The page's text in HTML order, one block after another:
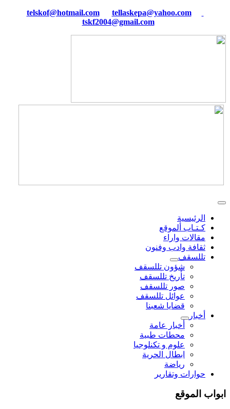
tellaskepa@yahoo.com
tskf2004@gmail.com
الرئيسية
كـتـاب ألموقع
مقالات واراء
ثقافة وادب وفنون
تللسقف
شؤون تللسقف
تأريخ تللسقف
صور تللسقف
عوائل تللسقف
قضايا شعبنا
أخبار
أخبار عامة
محطات طبية
علوم و تکنلوجیا
ابطال الحرية
رياضة
حوارات وتقارير
ابواب الموقع